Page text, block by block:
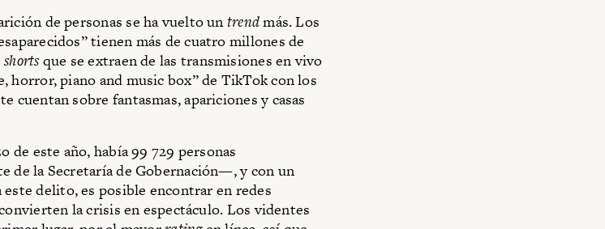
de personas se ha vuelto un trendmás. Los
tienen más de cuatro millones de
shortsque se extraen de las transmisiones en vivo
horror, piano and music box” de TikTok con los
cuentan sobre fantasmas, apariciones y casas
de este año, había 99 729 personas
de la Secretaría de Gobernación—, y con un
delito, es posible encontrar en redes
la crisis en espectáculo. Los videntes